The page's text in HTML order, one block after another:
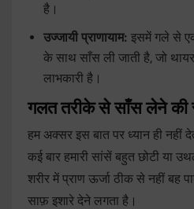
है।
उज्जायी प्राणायाम: इसमें गले से
के साथ साँस ली जाती है, जो
लाभकारी है।
गलत तरीके से साँस लेने
हम अक्सर इस बात पर ध्यान ही
कई बार हमारी सांसें बहुत छोटी या
शरीर में प्राण ऊर्जा ठीक से नहीं बह
साफ़ इशारे देने लगता है।